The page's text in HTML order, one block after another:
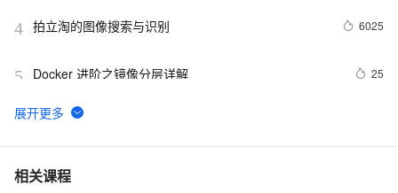
4 拍立淘的图像搜索与识别 6025
5 Docker 进阶之镜像分层详解 25
6 GET 请求和 POST 请求的安全性有何区别？
7 hdu 3015 Disharmony Trees
相关课程